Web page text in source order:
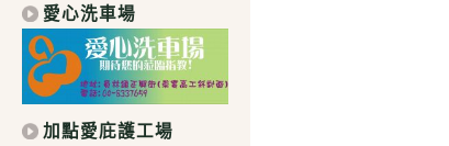
愛心洗車場
加點愛庇護工場